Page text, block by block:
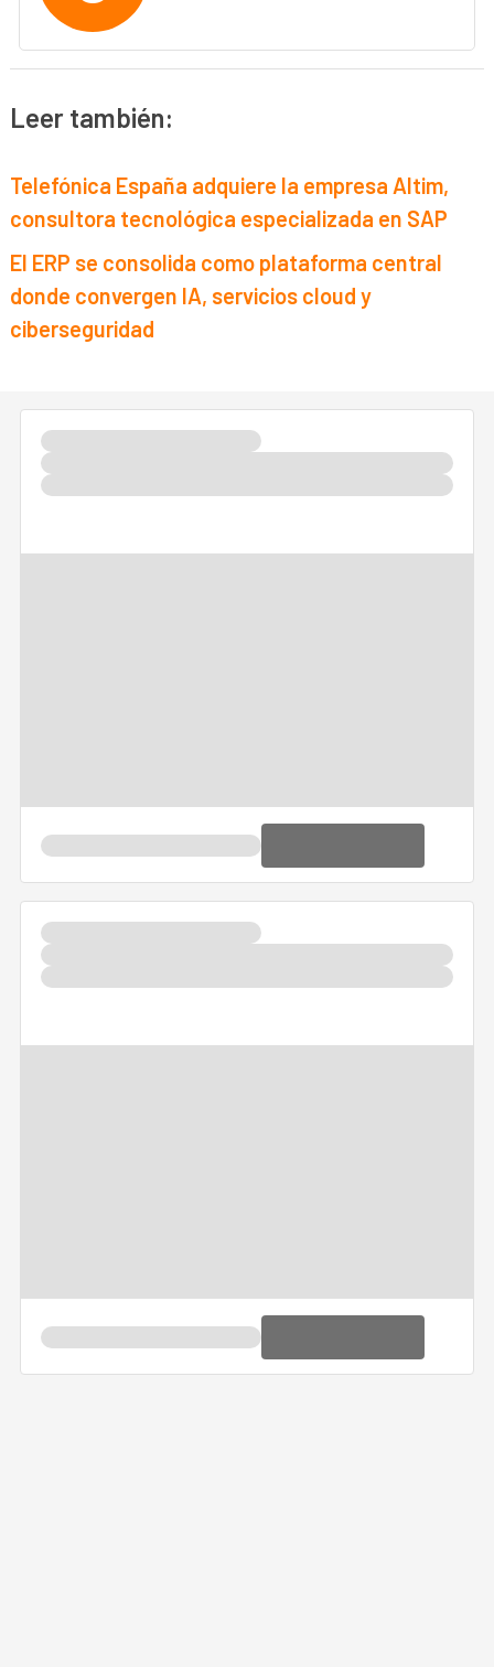
Leer también:
Telefónica España adquiere la empresa Altim,
consultora tecnológica especializada en SAP
El ERP se consolida como plataforma central
donde convergen IA, servicios cloud y
ciberseguridad